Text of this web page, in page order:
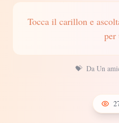
Tocca il carillon e
per
💝 Da Un